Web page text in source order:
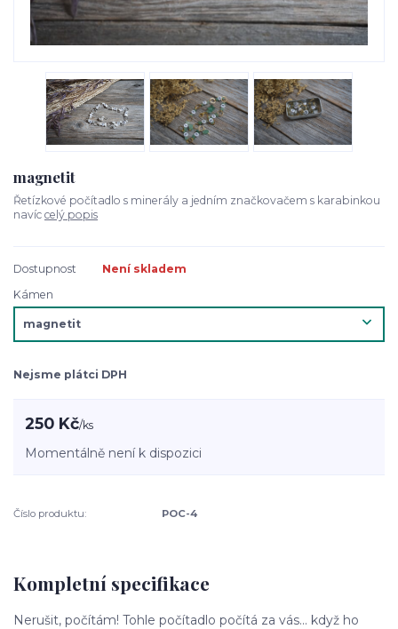
magnetit
Řetízkové počítadlo s minerály a jedním značkovačem s karabinkou
navíc celý popis
Dostupnost
Není skladem
Kámen
Nejsme plátci DPH
250 Kč/ks
Momentálně není k dispozici
Číslo produktu: POC-4
Kompletní specifikace
Nerušit, počítám! Tohle počítadlo počítá za vás... když ho